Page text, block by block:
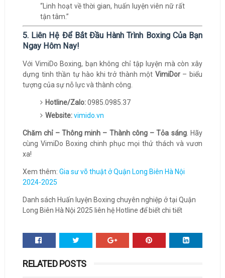
“Linh hoạt về thời gian, huấn luyện viên nữ rất
tận tâm.”
5. Liên Hệ Để Bắt Đầu Hành Trình Boxing Của Bạn
Ngay Hôm Nay!
Với VimiDo Boxing, bạn không chỉ tập luyện mà còn xây
dựng tinh thần tự hào khi trở thành một VimiDor– biểu
tượng của sự nỗ lực và thành công.
Hotline/Zalo:0985.0985.37
Website:vimido.vn
Chăm chỉ – Thông minh – Thành công – Tỏa sáng. Hãy
cùng VimiDo Boxing chinh phục mọi thử thách và vươn
xa!
Xem thêm: Gia sư võ thuật ở Quận Long Biên Hà Nội
2024-2025
Danh sách Huấn luyện Boxing chuyên nghiệp ở tại Quận
Long Biên Hà Nội 2025 liên hệ Hotline để biết chi tiết
RELATED POSTS